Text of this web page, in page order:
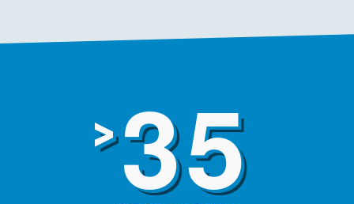
>3